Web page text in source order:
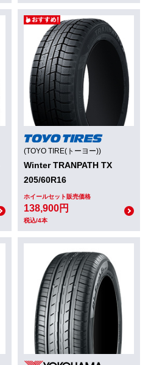
(TOYO TIRE(トーヨー))
Winter TRANPATH TX
205/60R16
ホイールセット販売価格
138,900円
税込/4本